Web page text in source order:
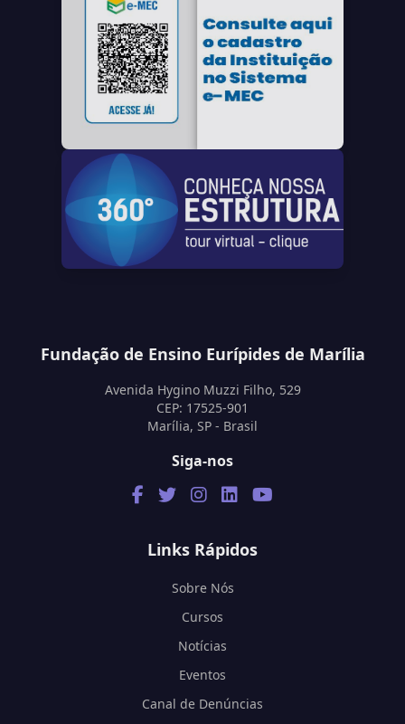
Fundação de Ensino Eurípides de Marília
Avenida Hygino Muzzi Filho, 529
CEP: 17525-901
Marília, SP - Brasil
Siga-nos
Links Rápidos
Sobre Nós
Cursos
Notícias
Eventos
Canal de Denúncias